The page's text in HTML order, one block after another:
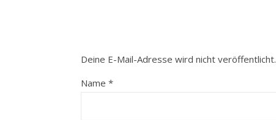
Deine E-Mail-Adresse wird nicht veröffentlicht.
Name *